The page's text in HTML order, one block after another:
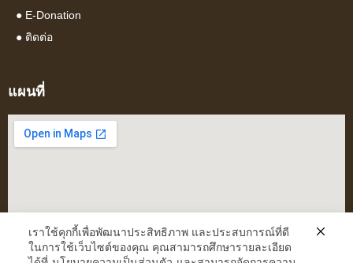
● E-Donation
● ติดต่อ
แผนที่
เราใช้คุกกี้เพื่อพัฒนาประสิทธิภาพ และประสบการณ์ที่ดี
ในการใช้เว็บไซต์ของคุณ คุณสามารถศึกษารายละเอียด